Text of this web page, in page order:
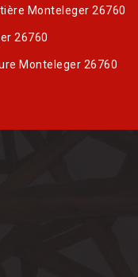
Monteleger 26760
26760
Monteleger 26760